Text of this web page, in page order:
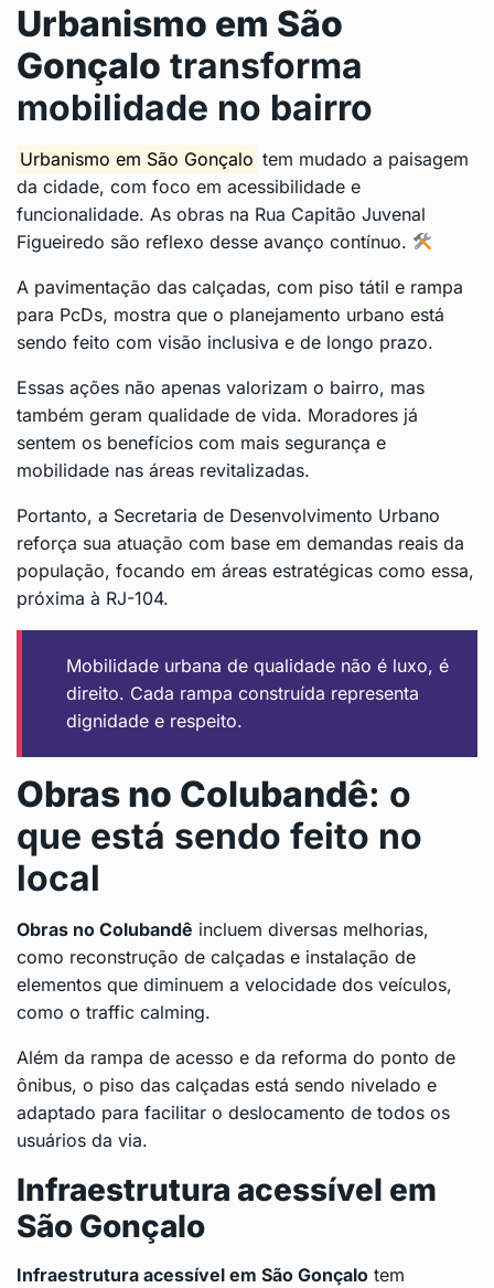
Urbanismo em São
Gonçalo transforma
mobilidade no bairro
Urbanismo em São Gonçalo tem mudado a paisagem
da cidade, com foco em acessibilidade e
funcionalidade. As obras na Rua Capitão Juvenal
Figueiredo são reflexo desse avanço contínuo.
A pavimentação das calçadas, com piso tátil e rampa
para PcDs, mostra que o planejamento urbano está
sendo feito com visão inclusiva e de longo prazo.
Essas ações não apenas valorizam o bairro, mas
também geram qualidade de vida. Moradores já
sentem os benefícios com mais segurança e
mobilidade nas áreas revitalizadas.
Portanto, a Secretaria de Desenvolvimento Urbano
reforça sua atuação com base em demandas reais da
população, focando em áreas estratégicas como essa,
próxima à RJ-104.
Mobilidade urbana de qualidade não é luxo, é
direito. Cada rampa construída representa
dignidade e respeito.
Obras no Colubandê: o
que está sendo feito no
local
Obras no Colubandê incluem diversas melhorias,
como reconstrução de calçadas e instalação de
elementos que diminuem a velocidade dos veículos,
como o traffic calming.
Além da rampa de acesso e da reforma do ponto de
ônibus, o piso das calçadas está sendo nivelado e
adaptado para facilitar o deslocamento de todos os
usuários da via.
Infraestrutura acessível em
São Gonçalo
Infraestrutura acessível em São Gonçalo tem